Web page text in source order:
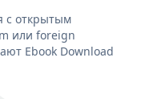
с открытым
или foreign
Ebook Download